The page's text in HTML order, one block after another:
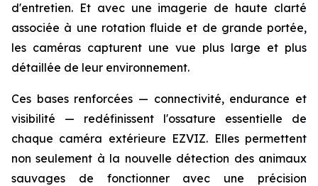
d'entretien. Et avec une imagerie de haute clarté
associée à une rotation fluide et de grande portée,
les caméras capturent une vue plus large et plus
détaillée de leur environnement.
Ces bases renforcées — connectivité, endurance et
visibilité — redéfinissent l'ossature essentielle de
chaque caméra extérieure EZVIZ. Elles permettent
non seulement à la nouvelle détection des animaux
sauvages de fonctionner avec une précision